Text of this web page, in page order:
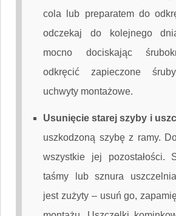
cola lub preparatem do
odczekaj do kolejnego
mocno dociskając
odkręcić zapieczone
uchwyty montażowe.
Usunięcie starej szyby i
uszkodzoną szybę z ramy.
wszystkie jej pozostałości.
taśmy lub sznura
jest zużyty – usuń go,